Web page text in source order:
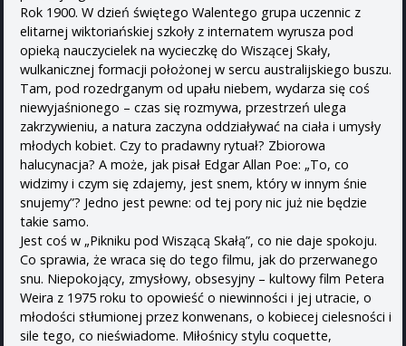
Rok 1900. W dzień świętego Walentego grupa uczennic z
elitarnej wiktoriańskiej szkoły z internatem wyrusza pod
opieką nauczycielek na wycieczkę do Wiszącej Skały,
wulkanicznej formacji położonej w sercu australijskiego buszu.
Tam, pod rozedrganym od upału niebem, wydarza się coś
niewyjaśnionego – czas się rozmywa, przestrzeń ulega
zakrzywieniu, a natura zaczyna oddziaływać na ciała i umysły
młodych kobiet. Czy to pradawny rytuał? Zbiorowa
halucynacja? A może, jak pisał Edgar Allan Poe: „To, co
widzimy i czym się zdajemy, jest snem, który w innym śnie
snujemy”? Jedno jest pewne: od tej pory nic już nie będzie
takie samo.
Jest coś w „Pikniku pod Wiszącą Skałą”, co nie daje spokoju.
Co sprawia, że wraca się do tego filmu, jak do przerwanego
snu. Niepokojący, zmysłowy, obsesyjny – kultowy film Petera
Weira z 1975 roku to opowieść o niewinności i jej utracie, o
młodości stłumionej przez konwenans, o kobiecej cielesności i
sile tego, co nieświadome. Miłośnicy stylu coquette,